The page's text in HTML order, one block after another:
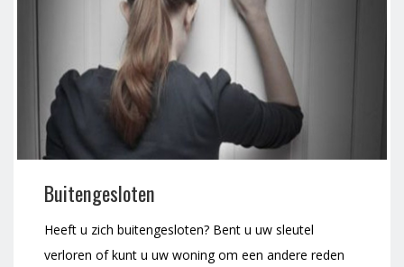
Buitengesloten
Heeft u zich buitengesloten? Bent u uw sleutel
verloren of kunt u uw woning om een andere reden